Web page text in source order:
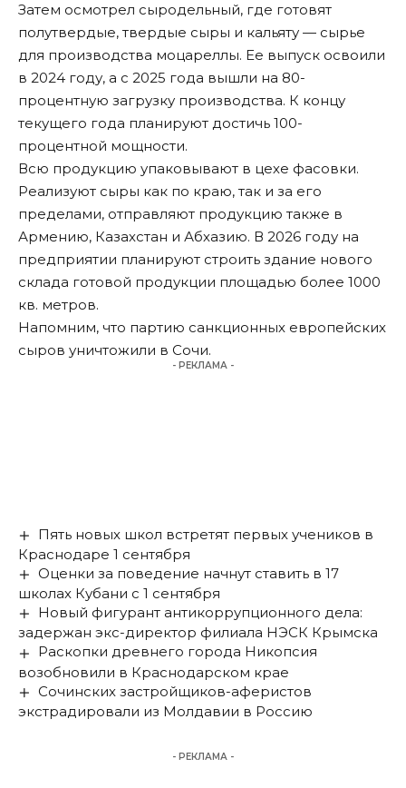
Затем осмотрел сыродельный, где готовят
полутвердые, твердые сыры и кальяту — сырье
для производства моцареллы. Ее выпуск освоили
в 2024 году, а с 2025 года вышли на 80-
процентную загрузку производства. К концу
текущего года планируют достичь 100-
процентной мощности.
Всю продукцию упаковывают в цехе фасовки.
Реализуют сыры как по краю, так и за его
пределами, отправляют продукцию также в
Армению, Казахстан и Абхазию. В 2026 году на
предприятии планируют строить здание нового
склада готовой продукции площадью более 1000
кв. метров.
Напомним, что партию санкционных европейских
сыров уничтожили в Сочи.
- РЕКЛАМА -
Пять новых школ встретят первых учеников в
Краснодаре 1 сентября
Оценки за поведение начнут ставить в 17
школах Кубани с 1 сентября
Новый фигурант антикоррупционного дела:
задержан экс-директор филиала НЭСК Крымска
Раскопки древнего города Никопсия
возобновили в Краснодарском крае
Сочинских застройщиков-аферистов
экстрадировали из Молдавии в Россию
- РЕКЛАМА -